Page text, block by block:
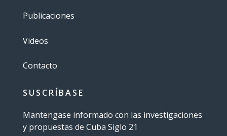
Publicaciones
Videos
Contacto
SUSCRÍBASE
Mantengase informado con las investigaciones
y propuestas de Cuba Siglo 21